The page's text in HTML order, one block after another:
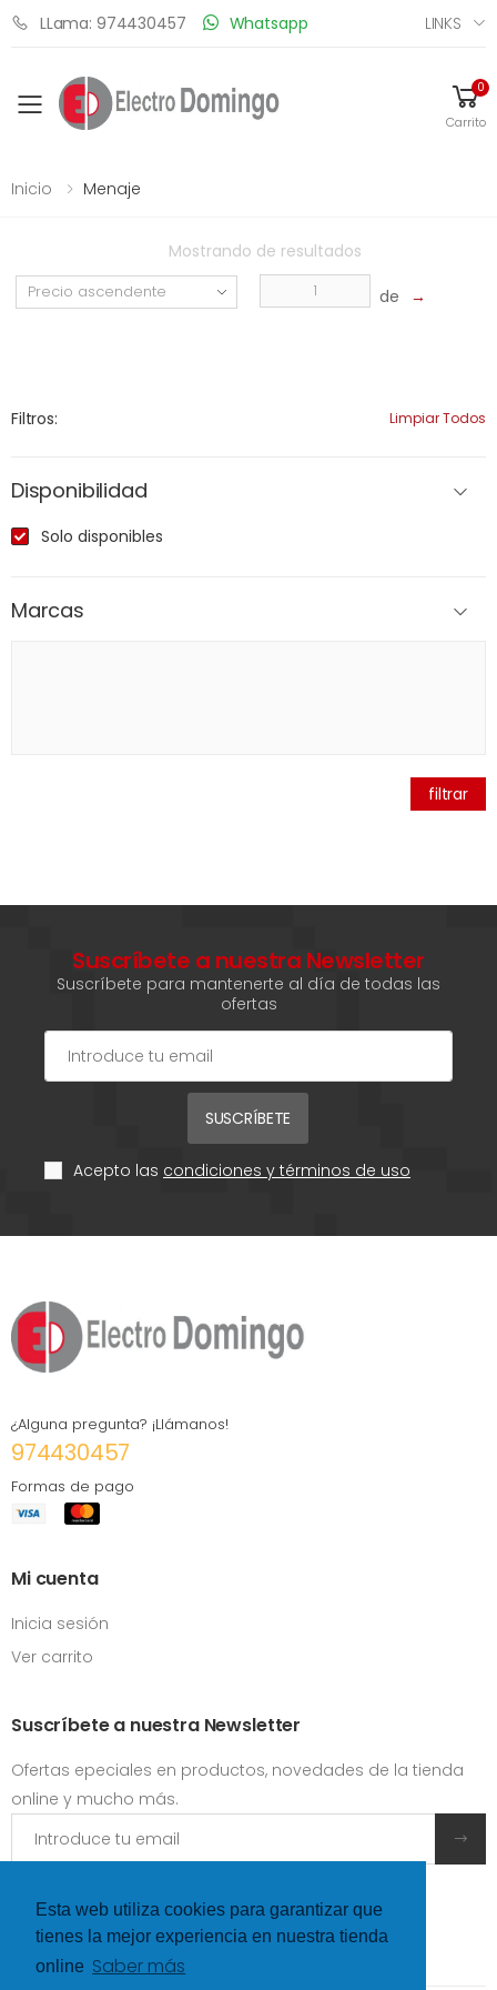
Esta web utiliza cookies para garantizar que
tienes la mejor experiencia en nuestra tienda
online Saber más
LLama: 974430457 Whatsapp LINKS
Toggle mobile menu
0
Carrito
Inicio Menaje
Mostrando de resultados
de →
Filtros: Limpiar Todos
Disponibilidad
Solo disponibles
Marcas
filtrar
Suscríbete a nuestra Newsletter
Suscríbete para mantenerte al día de todas las
ofertas
SUSCRÍBETE
Acepto las condiciones y términos de uso
¿Alguna pregunta? ¡Llámanos!
974430457
Formas de pago
Mi cuenta
Inicia sesión
Ver carrito
Suscríbete a nuestra Newsletter
Ofertas epeciales en productos, novedades de la tienda
online y mucho más.